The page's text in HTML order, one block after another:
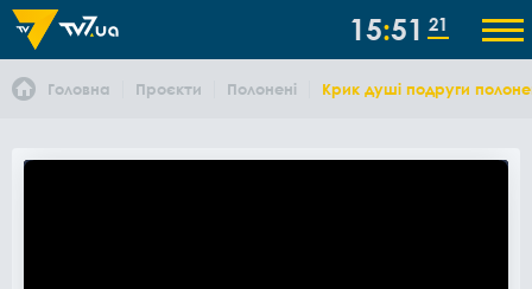
15 51 21
Головна Проєкти Полонені Крик душі подруги